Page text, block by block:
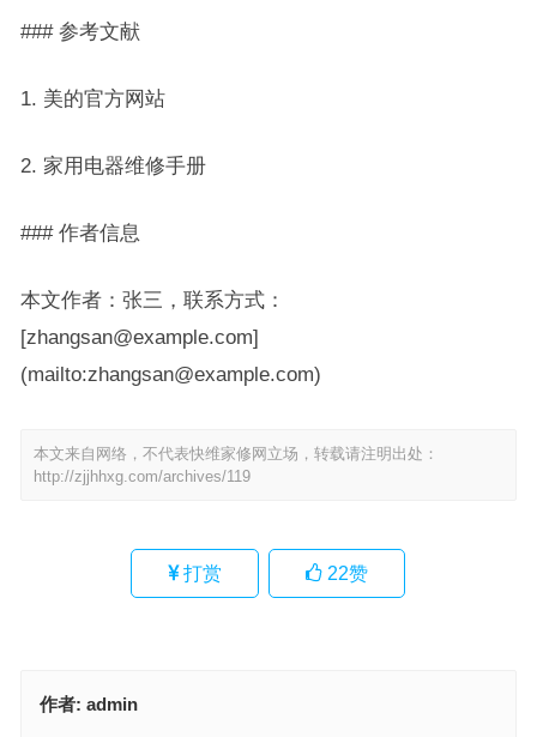
### 参考文献
1. 美的官方网站
2. 家用电器维修手册
### 作者信息
本文作者：张三，联系方式：
[zhangsan@example.com]
(mailto:zhangsan@example.com)
本文来自网络，不代表快维家修网立场，转载请注明出处：
http://zjjhhxg.com/archives/119
打赏 22赞
作者: admin